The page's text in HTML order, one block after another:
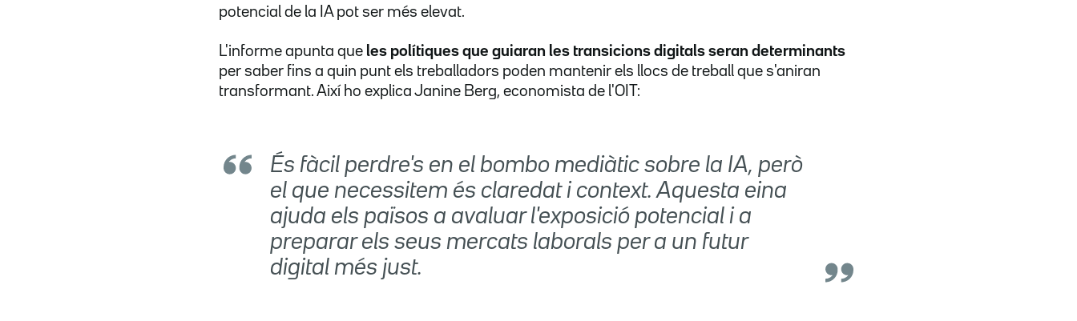
potencial de la IA pot ser més elevat.
L'informe apunta que les polítiques que guiaran les transicions digitals seran determinants
per saber fins a quin punt els treballadors poden mantenir els llocs de treball que s'aniran
transformant. Així ho explica Janine Berg, economista de l'OIT:
És fàcil perdre's en el bombo mediàtic sobre la IA, però
el que necessitem és claredat i context. Aquesta eina
ajuda els països a avaluar l'exposició potencial i a
preparar els seus mercats laborals per a un futur
digital més just.